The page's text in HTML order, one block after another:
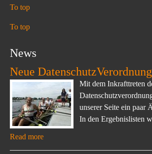
To top
To top
News
Neue DatenschutzVerordnung
Mit dem Inkrafttreten
unserer Seite ein paar
In den Ergebnislisten
Read more